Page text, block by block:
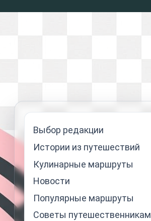
Выбор редакции
Истории из путешествий
Кулинарные маршруты
Новости
Популярные маршруты
Советы путешественникам